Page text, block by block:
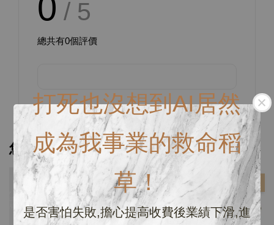
打死也沒想到AI居然
成為我事業的救命稻
草！
是否害怕失敗,擔心提高收費後業績下滑,進
/ 5
總共有0個評價
您可能也喜歡
優惠 優惠